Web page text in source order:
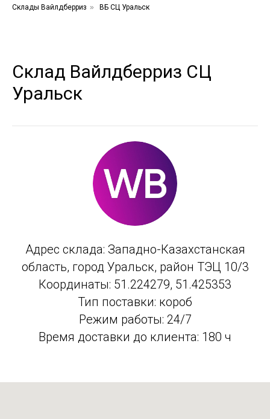
Склады Вайлдберриз » ВБ СЦ Уральск
Склад Вайлдберриз СЦ
Уральск
Адрес склада: Западно-Казахстанская
область, город Уральск, район ТЭЦ 10/3
Координаты: 51.224279, 51.425353
Тип поставки: короб
Режим работы: 24/7
Время доставки до клиента: 180 ч